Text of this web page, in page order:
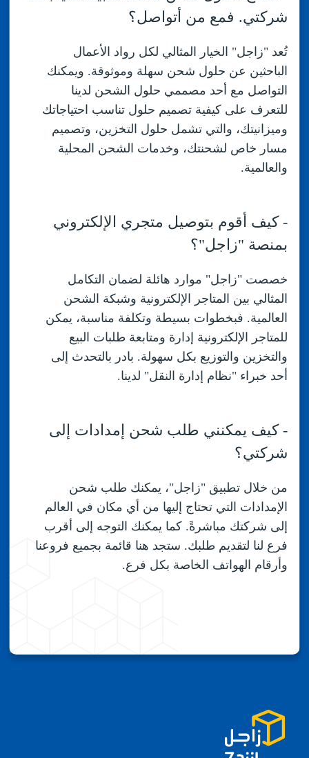
شركتي. فمع من أتواصل؟
تُعد "زاجل" الخيار المثالي لكل رواد الأعمال
الباحثين عن حلول شحن سهلة وموثوقة. ويمكنك
التواصل مع أحد مصممي حلول الشحن لدينا
للتعرف على كيفية تصميم حلول تناسب احتياجاتك
وميزانيتك، والتي تشمل حلول التخزين، وتصميم
مسار خاص لشحنتك، وخدمات الشحن المحلية
والعالمية.
-كيف أقوم بتوصيل متجري الإلكتروني
بمنصة "زاجل"؟
خصصت "زاجل" موارد هائلة لضمان التكامل
المثالي بين المتاجر الإلكترونية وشبكة الشحن
العالمية. فبخطوات بسيطة وتكلفة مناسبة، يمكن
للمتاجر الإلكترونية إدارة ومتابعة طلبات البيع
والتخزين والتوزيع بكل سهولة. بادر بالتحدث إلى
أحد خبراء "نظام إدارة النقل" لدينا.
-كيف يمكنني طلب شحن إمدادات إلى
شركتي؟
من خلال تطبيق "زاجل"، يمكنك طلب شحن
الإمدادات التي تحتاج إليها من أي مكان في العالم
إلى شركتك مباشرةً. كما يمكنك التوجه إلى أقرب
فرع لنا لتقديم طلبك. ستجد هنا قائمة بجميع فروعنا
وأرقام الهواتف الخاصة بكل فرع.